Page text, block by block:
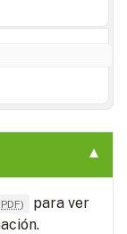
PDF)
para ver